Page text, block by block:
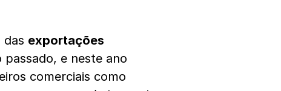
das exportações
e neste ano
comerciais como